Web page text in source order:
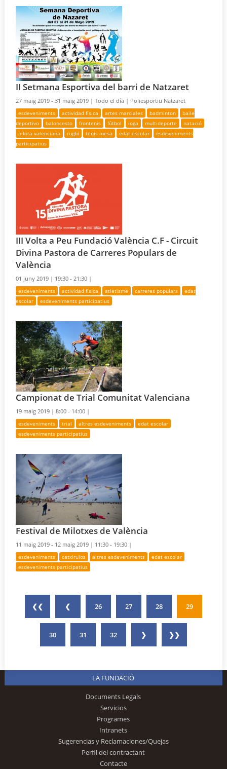
II Setmana Esportiva del barri de Natzaret
27 maig 2019 - 31 maig 2019 |Todo el día | Poliesportiu Natzaret
esdeveniments actividad física artes marciales badminton
baile
deportivo
baloncesto frontenis fútbol ioga multideporte
natació
pilota valenciana
rugbi tenis mesa edat escolar
esdeveniments
participatius
III Volta a Peu Fundació València C.F - Circuit
Divina Pastora de Carreres Populars de
València
01 juny 2019 | 19:30 - 21:30 |
esdeveniments actividad física atletisme carreres populars
edat
escolar
esdeveniments participatius
Campionat de Trial Comunitat Valenciana
19 maig 2019 |8:00 - 14:00 |
esdeveniments trial altres esdeveniments
edat escolar
esdeveniments participatius
Festival de Milotxes de València
11 maig 2019 - 12 maig 2019 | 11:30 - 19:30 |
esdeveniments catxirulos altres esdeveniments
edat escolar
esdeveniments participatius
❮❮ ❮ 26 27 28 29
30 31 32 ❯ ❯❯
LA FUNDACIÓ
Documents Legals
Servicios
Programes
Intranets
Sugerencias y Reclamaciones/Quejas
Perfil del contractant
Contacte